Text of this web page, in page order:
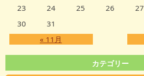
« 11月
23
24 25 26 27
30
31
カテゴリー